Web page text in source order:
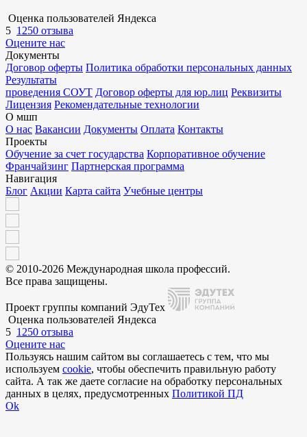
Оценка пользователей Яндекса
5 1250 отзыва
Оцените нас
Документы
Договор оферты Политика обработки персональных данных
Результаты
проведения СОУТ Договор оферты для юр.лиц Реквизиты
Лицензия Рекомендательные технологии
О мшп
О нас Вакансии Документы Оплата Контакты
Проекты
Обучение за счет государства Корпоративное обучение
Франчайзинг Партнерская программа
Навигация
Блог Акции Карта сайта Учебные центры
© 2010-2026 Международная школа профессий.
Все права защищены.
Проект группы компаний ЭдуТех
Оценка пользователей Яндекса
5 1250 отзыва
Оцените нас
Пользуясь нашим сайтом вы соглашаетесь с тем, что мы
используем cookie, чтобы обеспечить правильную работу
сайта. А так же даете согласие на обработку персональных
данных в целях, предусмотренных Политикой ПД
Ok